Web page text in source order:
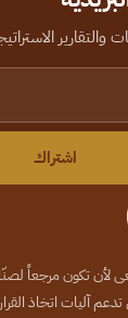
اشتراك
تكون مرجعاً لصنّاع
آليات اتخاذ